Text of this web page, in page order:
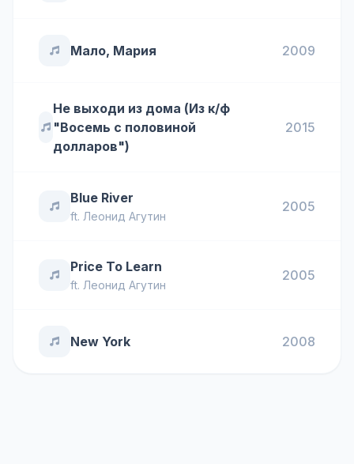
Мало, Мария 2009
Не выходи из дома (Из к/ф
"Восемь с половиной
долларов")
2015
Blue River
ft. Леонид Агутин
2005
Price To Learn
ft. Леонид Агутин
2005
New York 2008